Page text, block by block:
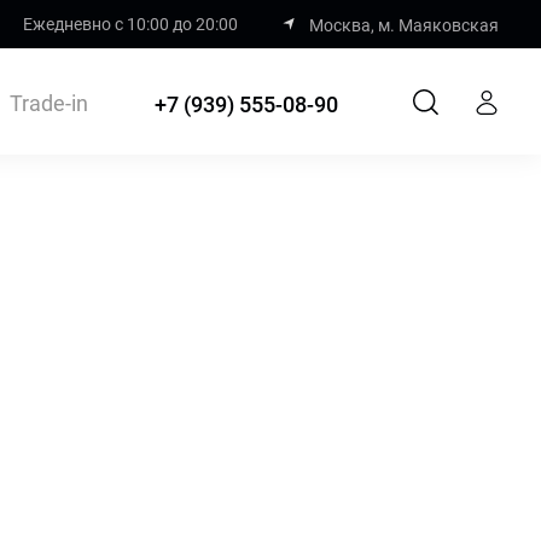
Ежедневно с 10:00 до 20:00 Москва, м. Маяковская
Trade-in +7 (939) 555-08-90